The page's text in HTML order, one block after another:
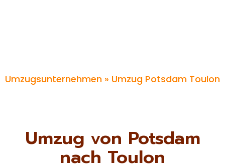
Umzugsunternehmen » Umzug Potsdam Toulon
Umzug von Potsdam
nach Toulon